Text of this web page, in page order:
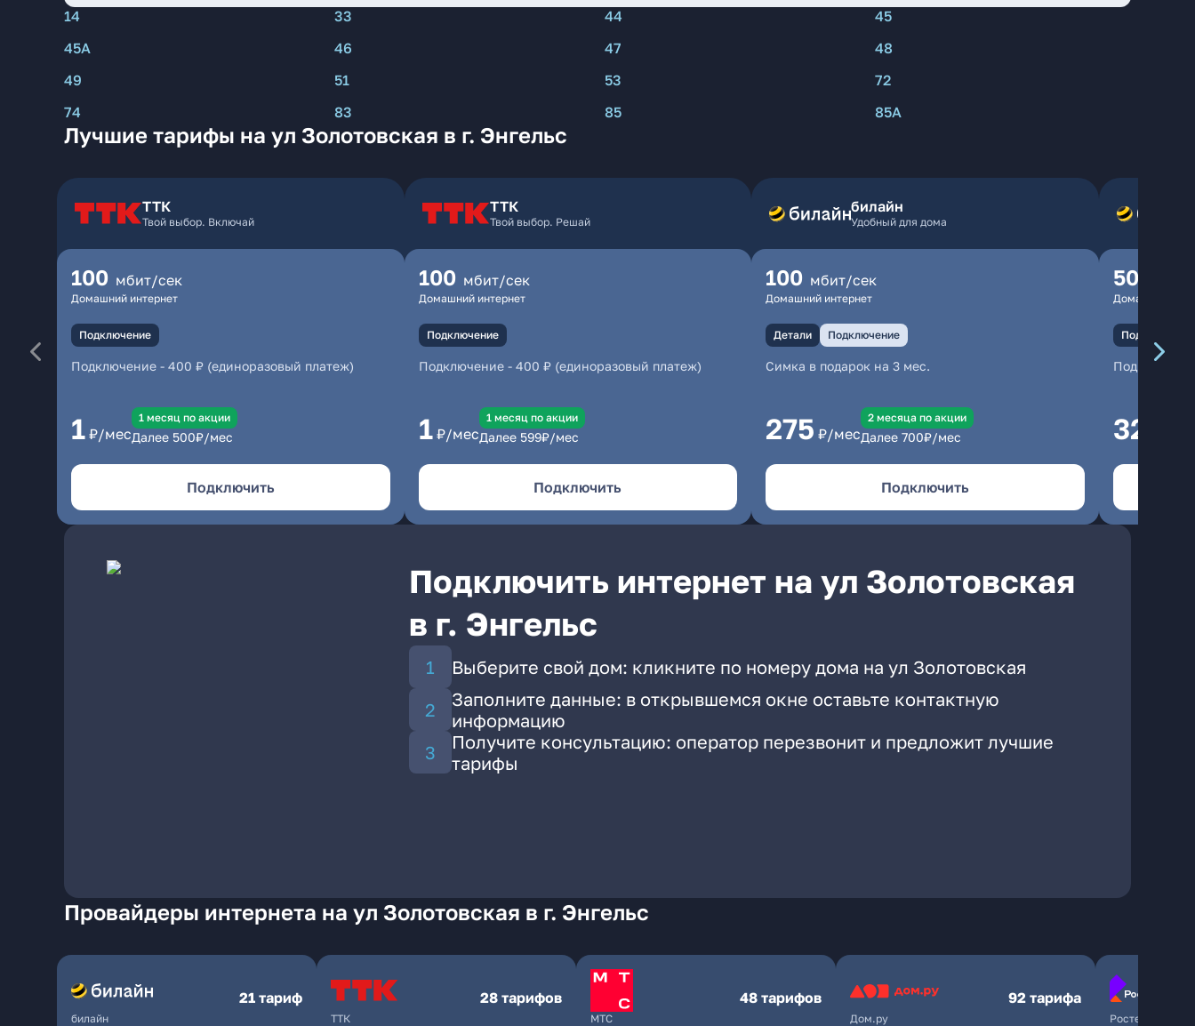
14 33 44
45
45А
46 47
48
49
51 53
72
74
83 85 85А
Лучшие тарифы на ул Золотовская в г. Энгельс
ТТК
Твой выбор. Включай
100 мбит/сек
Домашний интернет
Подключение
Подключение - 400 ₽ (единоразовый платеж)
1 ₽/мес
1 месяц по акции
Далее 500₽/мес
Подключить
ТТК
Твой выбор. Решай
100 мбит/сек
Домашний интернет
Подключение
Подключение- 400 ₽ (единоразовый платеж)
1 ₽/мес
1 месяц по акции
Далее 599₽/мес
Подключить
билайн
Удобный для дома
100 мбит/сек
Домашний интернет
Детали Подключение
Симка в подарок на 3 мес.
275 ₽/мес
2 месяцa по акции
Далее 700₽/мес
Подключить
500
Домашний
Подключение
325
Подключить интернет на ул Золотовская
в г. Энгельс
Выберите свой дом: кликните по номеру дома на ул Золотовская
Заполните данные: в открывшемся окне оставьте контактную
информацию
Получите консультацию: оператор перезвонит и предложит лучшие
тарифы
Провайдеры интернета на ул Золотовская в г. Энгельс
билайн
21 тариф
ТТК
28 тарифов
МТС
48 тарифов
Дом.ру
92 тарифа
Ростелеком